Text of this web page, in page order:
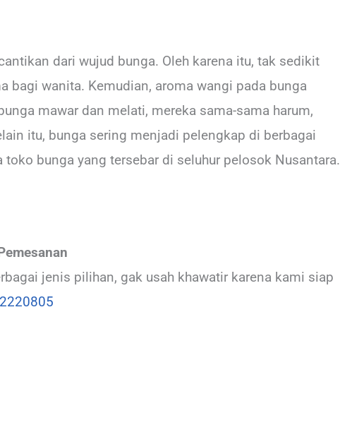
dari wujud bunga. Oleh karena itu, tak sedikit
bagi wanita. Kemudian, aroma wangi pada bunga
mawar dan melati, mereka sama-sama harum,
itu, bunga sering menjadi pelengkap di berbagai
bunga yang tersebar di seluhur pelosok Nusantara.
jenis pilihan, gak usah khawatir karena kami siap